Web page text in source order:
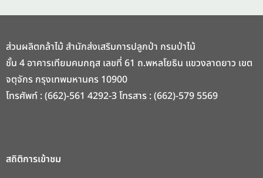
ส่วนผลิตกล้าไม้ สำนักส่งเสริมการปลูกป่า กรมป่าไม้
ชั้น 4 อาคารเทียมคมกฤส เลขที่ 61 ถ.พหลโยธิน แขวงลาดยาว เขต
จตุจักร กรุงเทพมหานคร 10900
โทรศัพท์ : (662)-561 4292-3 โทรสาร : (662)-579 5569
สถิติการเข้าชม